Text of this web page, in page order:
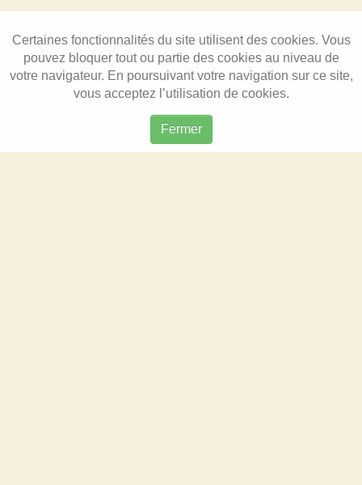
Certaines fonctionnalités du site utilisent des cookies. Vous
pouvez bloquer tout ou partie des cookies au niveau de
votre navigateur. En poursuivant votre navigation sur ce site,
vous acceptez l’utilisation de cookies.
Fermer